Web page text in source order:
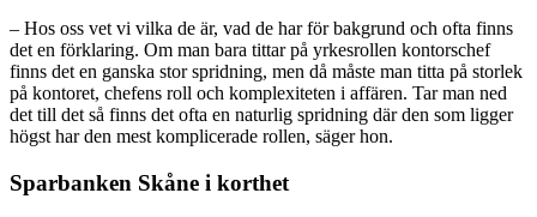
– Hos oss vet vi vilka de är, vad de har för bakgrund och ofta finns
det en förklaring. Om man bara tittar på yrkesrollen kontorschef
finns det en ganska stor spridning, men då måste man titta på storlek
på kontoret, chefens roll och komplexiteten i affären. Tar man ned
det till det så finns det ofta en naturlig spridning där den som ligger
högst har den mest komplicerade rollen, säger hon.
Sparbanken Skåne i korthet